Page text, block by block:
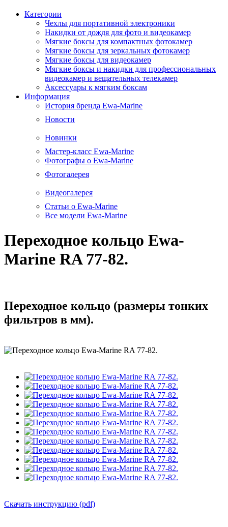
Категории
Чехлы для портативной электроники
Накидки от дождя для фото и видеокамер
Мягкие боксы для компактных фотокамер
Мягкие боксы для зеркальных фотокамер
Мягкие боксы для видеокамер
Мягкие боксы и накидки для профессиональных
видеокамер и вещательных телекамер
Аксессуары к мягким боксам
Информация
История бренда Ewa-Marine
Новости
Новинки
Мастер-класс Ewa-Marine
Фотографы о Ewa-Marine
Фотогалерея
Видеогалерея
Статьи о Ewa-Marine
Все модели Ewa-Marine
Переходное кольцо Ewa-
Marine RA 77-82.
Переходное кольцо (размеры тонких
фильтров в мм).
Скачать инструкцию (pdf)